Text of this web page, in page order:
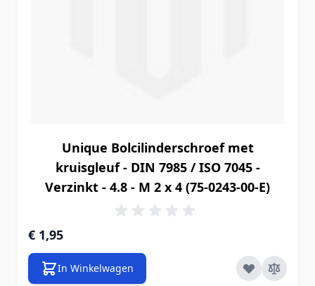
Unique Bolcilinderschroef met
kruisgleuf - DIN 7985 / ISO 7045 -
Verzinkt - 4.8 - M 2 x 4 (75-0243-00-E)
€ 1,95
In Winkelwagen